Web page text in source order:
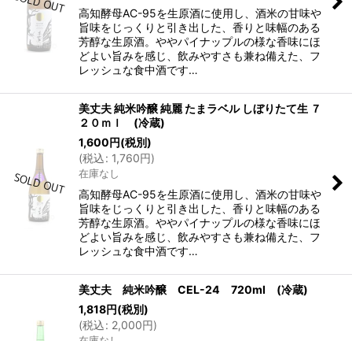
高知酵母AC-95を生原酒に使用し、酒米の甘味や
旨味をじっくりと引き出した、香りと味幅のある
芳醇な生原酒。ややパイナップルの様な香味にほ
どよい旨みを感じ、飲みやすさも兼ね備えた、フ
レッシュな食中酒です…
美丈夫 純米吟醸 純麗 たまラベル しぼりたて生 ７
２０ｍｌ (冷蔵)
1,600円(税別)
(税込: 1,760円)
在庫なし
高知酵母AC-95を生原酒に使用し、酒米の甘味や
旨味をじっくりと引き出した、香りと味幅のある
芳醇な生原酒。ややパイナップルの様な香味にほ
どよい旨みを感じ、飲みやすさも兼ね備えた、フ
レッシュな食中酒です…
美丈夫 純米吟醸 CEL-24 720ml (冷蔵)
1,818円(税別)
(税込: 2,000円)